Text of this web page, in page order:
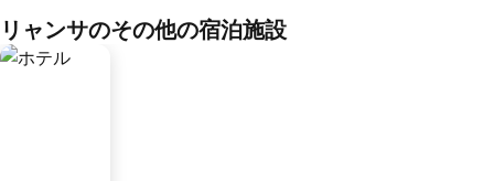
リャンサのその他の宿泊施設